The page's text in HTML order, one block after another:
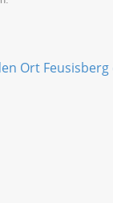
Ort